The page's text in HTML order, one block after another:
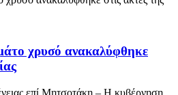
χρυσό ανακαλύφθηκε